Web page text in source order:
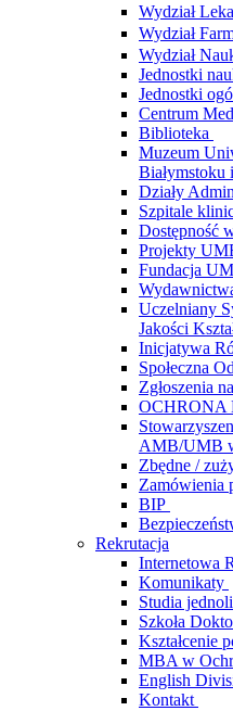
Wydział
Wydział
Wydział
Jednostki
Jednostki
Centrum
Biblioteka
Muzeum
Białymstoku
Działy
Szpitale
Dostępność
Projekty
Fundacja
Uczelniany
Jakości
Inicjatywa
Społeczna
Zgłoszenia
OCHRONA
AMB/UMB
Zbędne /
Zamówienia
BIP
Rekrutacja
Internetowa
Komunikaty
Studia
Szkoła
Kształcenie
MBA w
English
Kontakt